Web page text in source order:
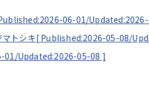
06-01/
トシキ[ Published:2026-05-08/
01/Updated:2026-05-08 ]